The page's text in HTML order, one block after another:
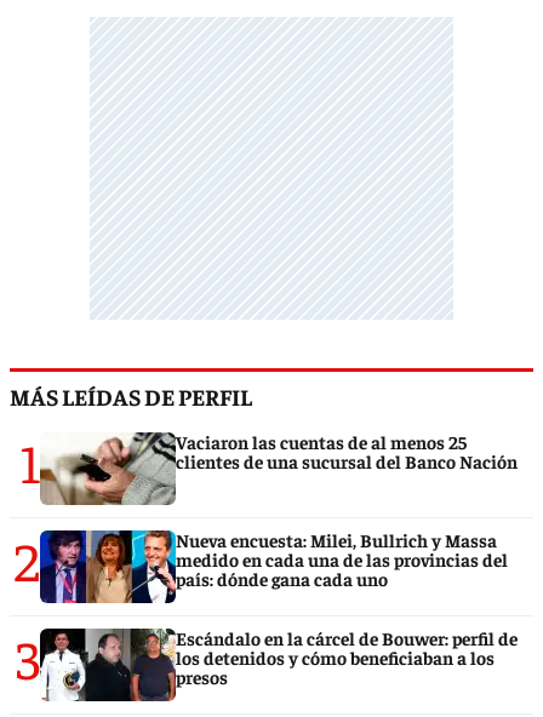
MÁS LEÍDAS DE PERFIL
1
Vaciaron las cuentas de al menos 25
clientes de una sucursal del Banco Nación
2
Nueva encuesta: Milei, Bullrich y Massa
medido en cada una de las provincias del
país: dónde gana cada uno
3
Escándalo en la cárcel de Bouwer: perfil de
los detenidos y cómo beneficiaban a los
presos